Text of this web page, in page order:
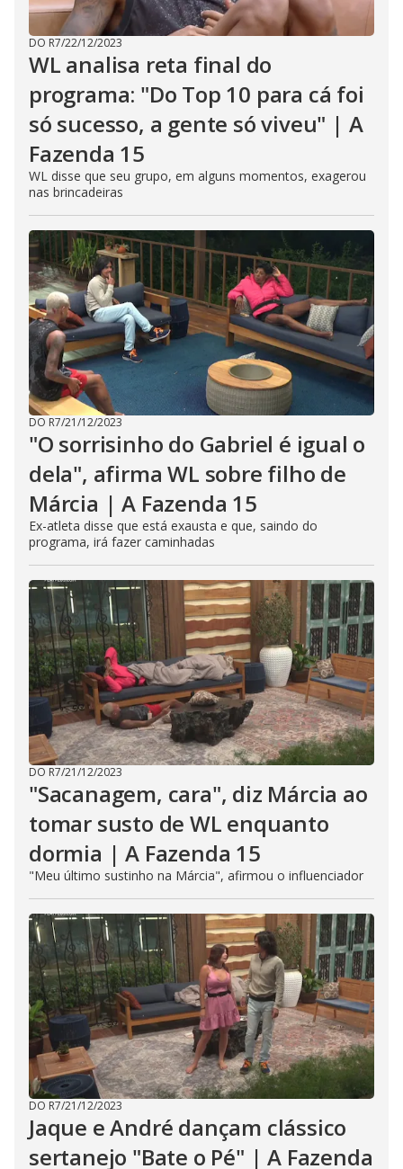
DO R7/22/12/2023
WL analisa reta final do
programa: "Do Top 10 para cá foi
só sucesso, a gente só viveu" | A
Fazenda 15
WL disse que seu grupo, em alguns momentos, exagerou
nas brincadeiras
DO R7/21/12/2023
"O sorrisinho do Gabriel é igual o
dela", afirma WL sobre filho de
Márcia | A Fazenda 15
Ex-atleta disse que está exausta e que, saindo do
programa, irá fazer caminhadas
DO R7/21/12/2023
"Sacanagem, cara", diz Márcia ao
tomar susto de WL enquanto
dormia | A Fazenda 15
"Meu último sustinho na Márcia", afirmou o influenciador
DO R7/21/12/2023
Jaque e André dançam clássico
sertanejo "Bate o Pé" | A Fazenda